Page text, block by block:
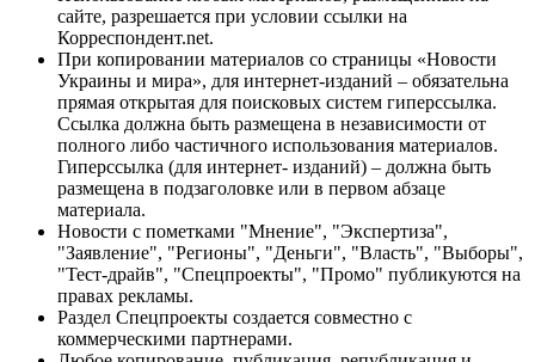
сайте, разрешается при условии ссылки на
Корреспондент.net.
При копировании материалов со страницы «Новости
Украины и мира», для интернет-изданий – обязательна
прямая открытая для поисковых систем гиперссылка.
Ссылка должна быть размещена в независимости от
полного либо частичного использования материалов.
Гиперссылка (для интернет- изданий) – должна быть
размещена в подзаголовке или в первом абзаце
материала.
Новости с пометками "Мнение", "Экспертиза",
"Заявление", "Регионы", "Деньги", "Власть", "Выборы",
"Тест-драйв", "Спецпроекты", "Промо" публикуются на
правах рекламы.
Раздел Спецпроекты создается совместно с
коммерческими партнерами.